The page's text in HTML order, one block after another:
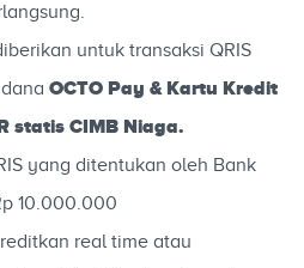
untuk transaksi QRIS
OCTO Pay & Kartu Kredit
statis CIMB Niaga.
yang ditentukan oleh Bank
10.000.000
real time atau